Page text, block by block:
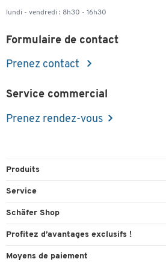
lundi - vendredi : 8h30 - 16h30
Formulaire de contact
Prenez contact
Service commercial
Prenez rendez-vous
Produits
Emballage et expédition
Fournitures de bureau
Mobilier de bureau
Service
Aperçu des n° de tél.
Schäfer Shop
A propos
Profitez d’avantages exclusifs !
Cadeau de bienvenue
Moyens de paiement